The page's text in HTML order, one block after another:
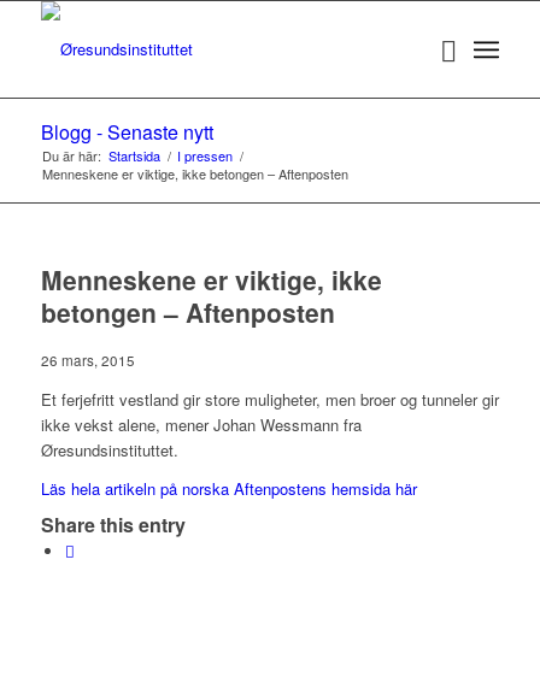
Blogg - Senaste nytt
Du är här: Startsida / I pressen /
Menneskene er viktige, ikke betongen – Aftenposten
Menneskene er viktige, ikke
betongen – Aftenposten
26 mars, 2015
Et ferjefritt vestland gir store muligheter, men broer og tunneler gir
ikke vekst alene, mener Johan Wessmann fra
Øresundsinstituttet.
Läs hela artikeln på norska Aftenpostens hemsida här
Share this entry